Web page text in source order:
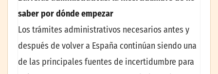
saber por dónde empezar
Los trámites administrativos necesarios antes y
después de volver a España continúan siendo una
de las principales fuentes de incertidumbre para